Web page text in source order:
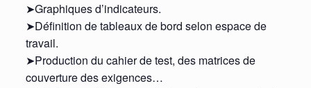
➤Graphiques d’indicateurs.
➤Définition de tableaux de bord selon espace de
travail.
➤Production du cahier de test, des matrices de
couverture des exigences…